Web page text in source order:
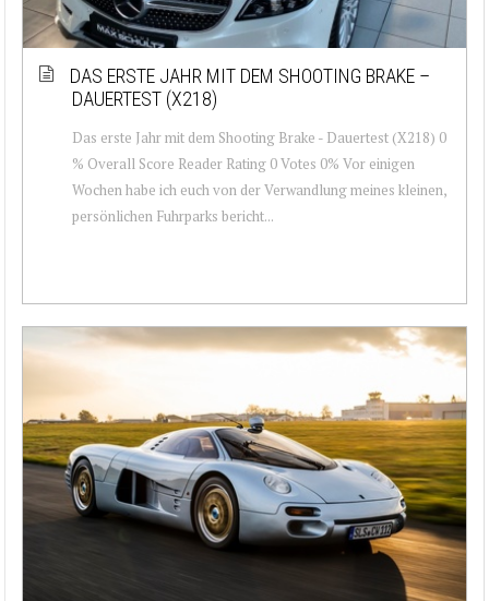
DAS ERSTE JAHR MIT DEM SHOOTING BRAKE –
DAUERTEST (X218)
Das erste Jahr mit dem Shooting Brake - Dauertest (X218) 0
% Overall Score Reader Rating 0 Votes 0% Vor einigen
Wochen habe ich euch von der Verwandlung meines kleinen,
persönlichen Fuhrparks bericht...